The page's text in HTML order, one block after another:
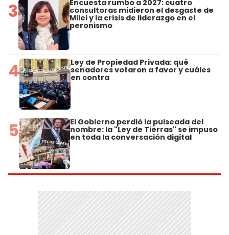
3 Encuesta rumbo a 2027: cuatro
consultoras midieron el desgaste de
Milei y la crisis de liderazgo en el
peronismo
4 Ley de Propiedad Privada: qué
senadores votaron a favor y cuáles
en contra
5 El Gobierno perdió la pulseada del
nombre: la "Ley de Tierras" se impuso
en toda la conversación digital